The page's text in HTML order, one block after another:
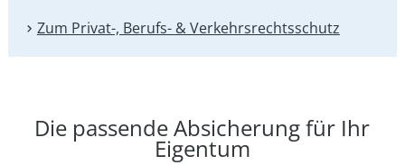
Zum Privat-, Berufs- & Verkehrsrechtsschutz
Die passende Absicherung für Ihr
Eigentum